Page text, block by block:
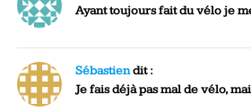
Ayant toujours fait du vélo je
Sébastiendit :
Je fais déjà pas mal de vélo,